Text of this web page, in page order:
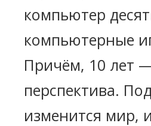
компьютер
компьютерные
Причём, 10 лет
перспектива.
изменится мир,